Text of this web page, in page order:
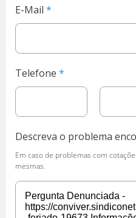
E-Mail
Telefone
Descreva o problema
Em caso de problemas com
mesmas.